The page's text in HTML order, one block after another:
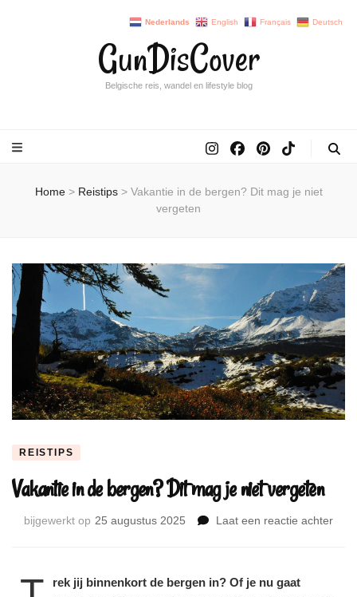
GunDisCover
Belgische reis, wandel en lifestyle blog
Home > Reistips > Vakantie in de bergen? Dit mag je niet
vergeten
REISTIPS
Vakantie in de bergen? Dit mag je niet vergeten
bijgewerkt op 25 augustus 2025 Laat een reactie achter
rek jij binnenkort de bergen in? Of je nu gaat
Nederlands English Français Deutsch